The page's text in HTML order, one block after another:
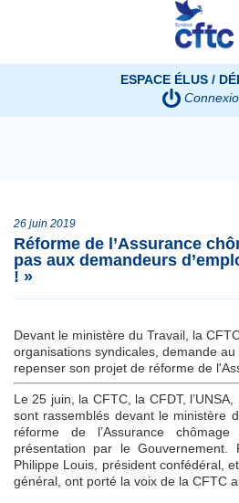
ESPACE ÉLUS /
26 juin 2019
Réforme de l’Assurance
pas aux demandeurs
! »
Devant le ministère du Travail, la
organisations syndicales, demande
repenser son projet de réforme de
Le 25 juin, la CFTC, la CFDT,
sont rassemblés devant le ministère
réforme de l’Assurance
présentation par le Gouvernement.
Philippe Louis, président confédéral,
général, ont porté la voix de la CFTC
Panneau de gestion des cookies